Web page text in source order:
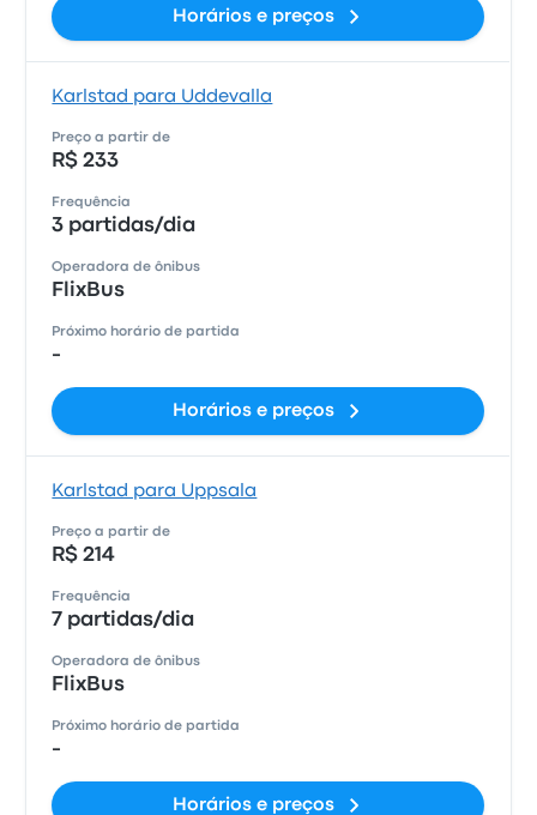
Horários e preços
Karlstad para Uddevalla
Preço a partir de
R$ 233
Frequência
3 partidas/dia
Operadora de ônibus
FlixBus
Próximo horário de partida
-
Horários e preços
Karlstad para Uppsala
Preço a partir de
R$ 214
Frequência
7 partidas/dia
Operadora de ônibus
FlixBus
Próximo horário de partida
-
Horários e preços